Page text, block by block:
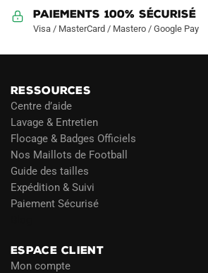
Paiements 100% Sécurisé
Visa / MasterCard / Mastero / Google Pay
RESSOURCES
Centre d’aide
Lavage & Entretien
Flocage & Badges Officiels
Nos Maillots de Football
Guide des tailles
Expédition & Suivi
Paiement Sécurisé
ESPACE CLIENT
Mon compte